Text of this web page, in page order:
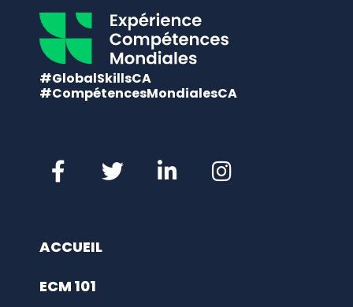
#GlobalSkillsCA
#CompétencesMondialesCA
ACCUEIL
ECM 101